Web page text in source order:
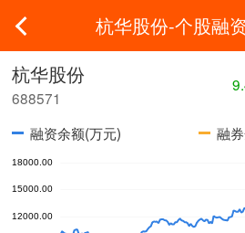
杭华股份-个股融
杭华股份
688571
融资余额(万元) 融